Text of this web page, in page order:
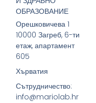
ОБРАЗОВАНИЕ
Орешковичева 1
10000 Загреб, 6-ти
етаж, апартамент
605
Хърватия
Сътрудничество:
info@mariolab.hr